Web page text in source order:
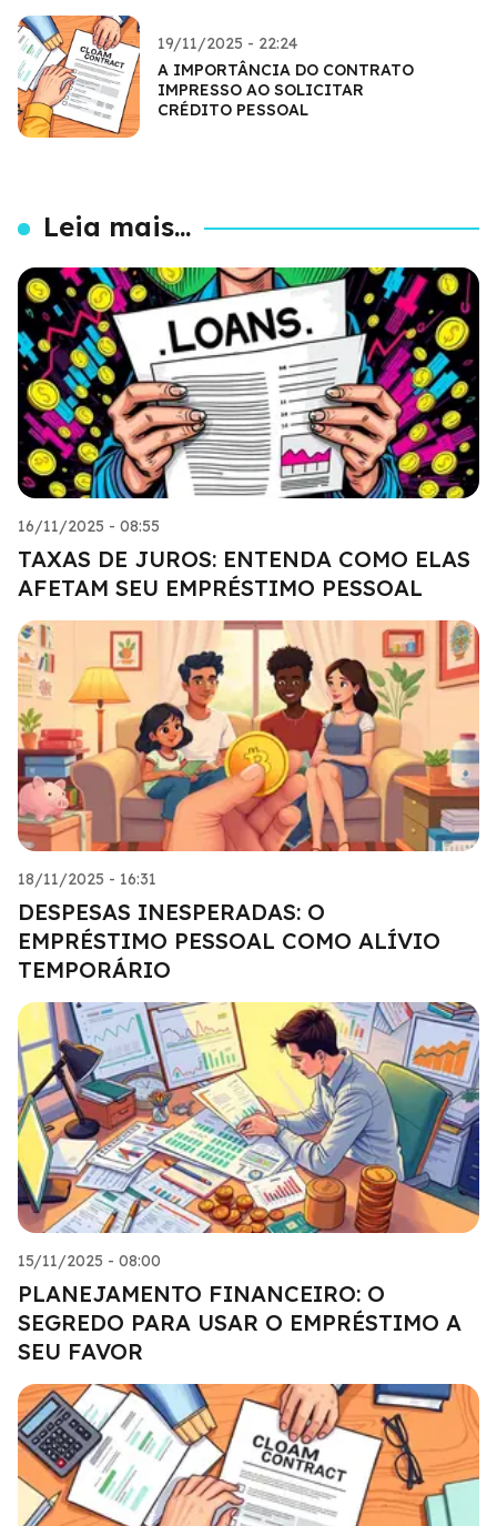
19/11/2025 - 22:24
A IMPORTÂNCIA DO CONTRATO
IMPRESSO AO SOLICITAR
CRÉDITO PESSOAL
Leia mais...
16/11/2025 - 08:55
TAXAS DE JUROS: ENTENDA COMO ELAS
AFETAM SEU EMPRÉSTIMO PESSOAL
18/11/2025 - 16:31
DESPESAS INESPERADAS: O
EMPRÉSTIMO PESSOAL COMO ALÍVIO
TEMPORÁRIO
15/11/2025 - 08:00
PLANEJAMENTO FINANCEIRO: O
SEGREDO PARA USAR O EMPRÉSTIMO A
SEU FAVOR